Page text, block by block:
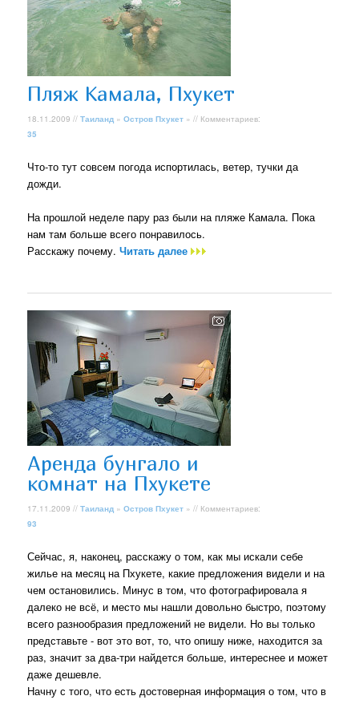
Пляж Камала, Пхукет
18.11.2009 //Таиланд »Остров Пхукет » // Комментариев:
35
Что-то тут совсем погода испортилась, ветер, тучки да
дожди.
На прошлой неделе пару раз были на пляже Камала. Пока
нам там больше всего понравилось.
Расскажу почему.Читать далее
Аренда бунгало и
комнат на Пхукете
17.11.2009 //Таиланд »Остров Пхукет » // Комментариев:
93
Сейчас, я, наконец, расскажу о том, как мы искали себе
жилье на месяц на Пхукете, какие предложения видели и на
чем остановились. Минус в том, что фотографировала я
далеко не всё, и место мы нашли довольно быстро, поэтому
всего разнообразия предложений не видели. Но вы только
представьте - вот это вот, то, что опишу ниже, находится за
раз, значит за два-три найдется больше, интереснее и может
даже дешевле.
Начну с того, что есть достоверная информация о том, что в